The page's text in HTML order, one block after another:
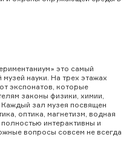
это самый
науки. На трех этажах
экспонатов, которые
законы физики, химии,
Каждый зал музея посвящен
оптика, магнетизм, водная
интерактивны и
вопросы совсем не всегда